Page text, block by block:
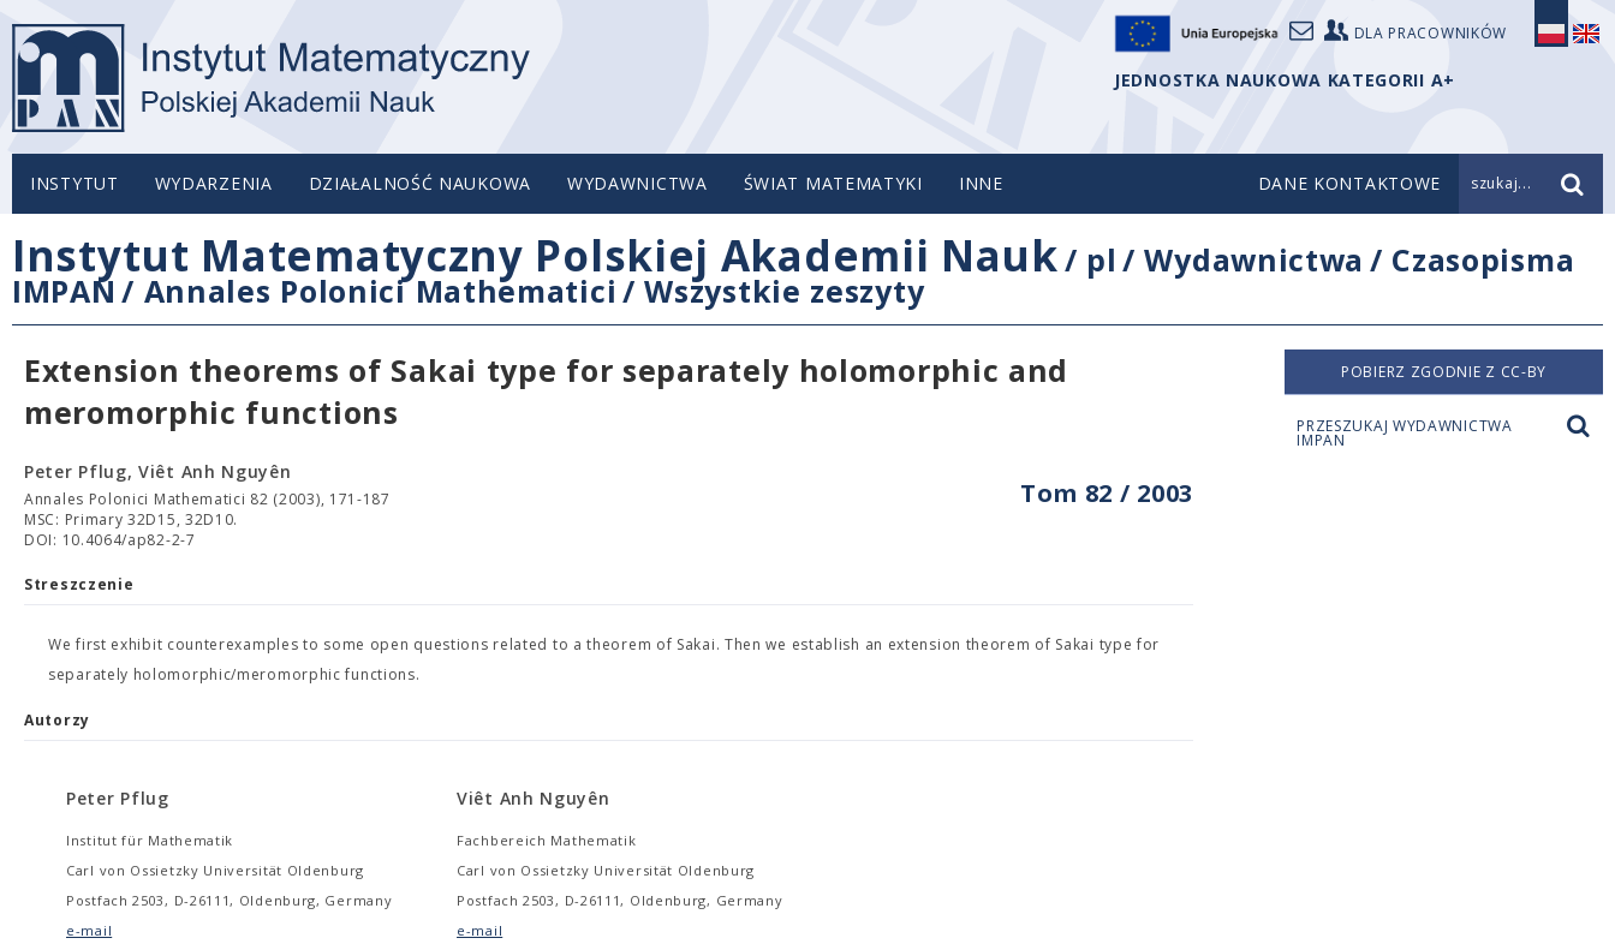
DLA PRACOWNIKÓW
JEDNOSTKA NAUKOWA KATEGORII A+
INSTYTUT WYDARZENIA DZIAŁALNOŚĆ NAUKOWA WYDAWNICTWA ŚWIAT MATEMATYKI INNE DANE KONTAKTOWE szukaj...
Instytut Matematyczny Polskiej Akademii Nauk/ pl /Wydawnictwa / Czasopisma
IMPAN / Annales Polonici Mathematici /Wszystkie zeszyty
Extension theorems of Sakai type for separately holomorphic and
meromorphic functions
Tom 82 / 2003
Peter Pflug, Viêt Anh Nguyên
Annales Polonici Mathematici 82 (2003), 171-187
MSC: Primary 32D15, 32D10.
DOI: 10.4064/ap82-2-7
Streszczenie
We first exhibit counterexamples to some open questions related to a theorem of Sakai. Then we establish an extension theorem of Sakai type for
separately holomorphic/meromorphic functions.
Autorzy
Peter Pflug
Institut für Mathematik
Carl von Ossietzky Universität Oldenburg
Postfach 2503, D-26111, Oldenburg, Germany
e-mail
Viêt Anh Nguyên
Fachbereich Mathematik
Carl von Ossietzky Universität Oldenburg
Postfach 2503, D-26111, Oldenburg, Germany
e-mail
POBIERZ ZGODNIE Z CC-BY
PRZESZUKAJ WYDAWNICTWA
IMPAN